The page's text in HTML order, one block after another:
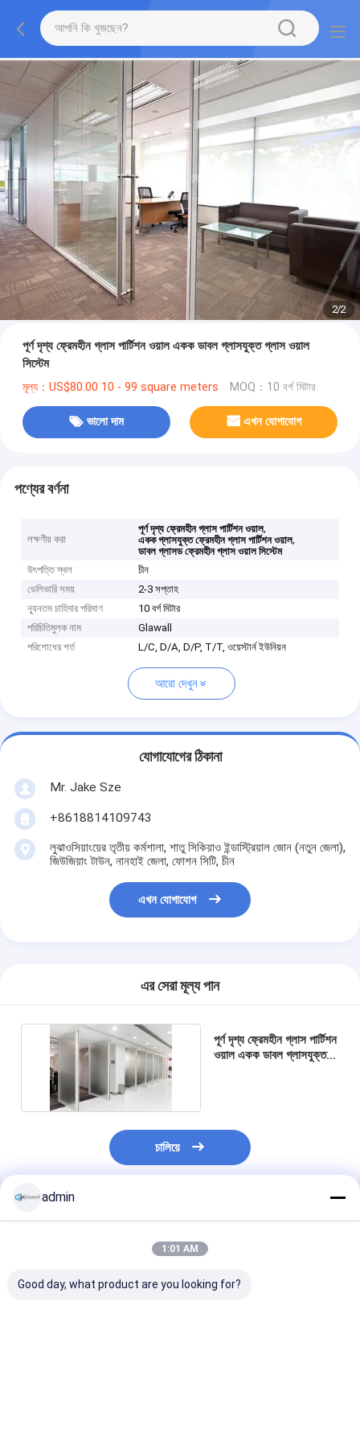
2/2
পূর্ণ দৃশ্য ফ্রেমহীন গ্লাস পার্টিশন ওয়াল একক ডাবল গ্লাসযুক্ত গ্লাস ওয়াল
সিস্টেম
মূল্য：US$80.00 10 - 99 square meters MOQ：10 বর্গ মিটার
ভালো দাম এখন যোগাযোগ
পণ্যের বর্ণনা
লক্ষণীয় করা
পূর্ণ দৃশ্য ফ্রেমহীন গ্লাস পার্টিশন ওয়াল,
একক গ্লাসযুক্ত ফ্রেমহীন গ্লাস পার্টিশন ওয়াল,
ডাবল গ্লাসড ফ্রেমহীন গ্লাস ওয়াল সিস্টেম
উৎপত্তি স্থল
চীন
ডেলিভারি সময়
2-3 সপ্তাহ
ন্যূনতম চাহিদার পরিমাণ
10 বর্গ মিটার
পরিচিতিমুলক নাম
Glawall
পরিশোধের শর্ত
L/C, D/A, D/P, T/T, ওয়েস্টার্ন ইউনিয়ন
আরো দেখুন
যোগাযোগের ঠিকানা
Mr. Jake Sze
+8618814109743
লুঝাওসিয়াংয়ের তৃতীয় কর্মশালা, শাতু সিকিয়াও ইন্ডাস্ট্রিয়াল জোন (নতুন জেলা),
জিউজিয়াং টাউন, নানহাই জেলা, ফোশন সিটি, চীন
এখন যোগাযোগ
এর সেরা মূল্য পান
পূর্ণ দৃশ্য ফ্রেমহীন গ্লাস পার্টিশন
ওয়াল একক ডাবল গ্লাসযুক্ত
চালিয়ে
প্রস্তাবিত পণ্য
admin
1:01 AM
Good day, what product are you looking for?